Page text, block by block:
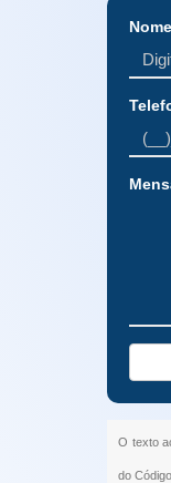
O texto
do